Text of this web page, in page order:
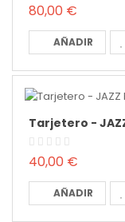
80,00 €
AÑADIR
Tarjetero -
40,00 €
AÑADIR